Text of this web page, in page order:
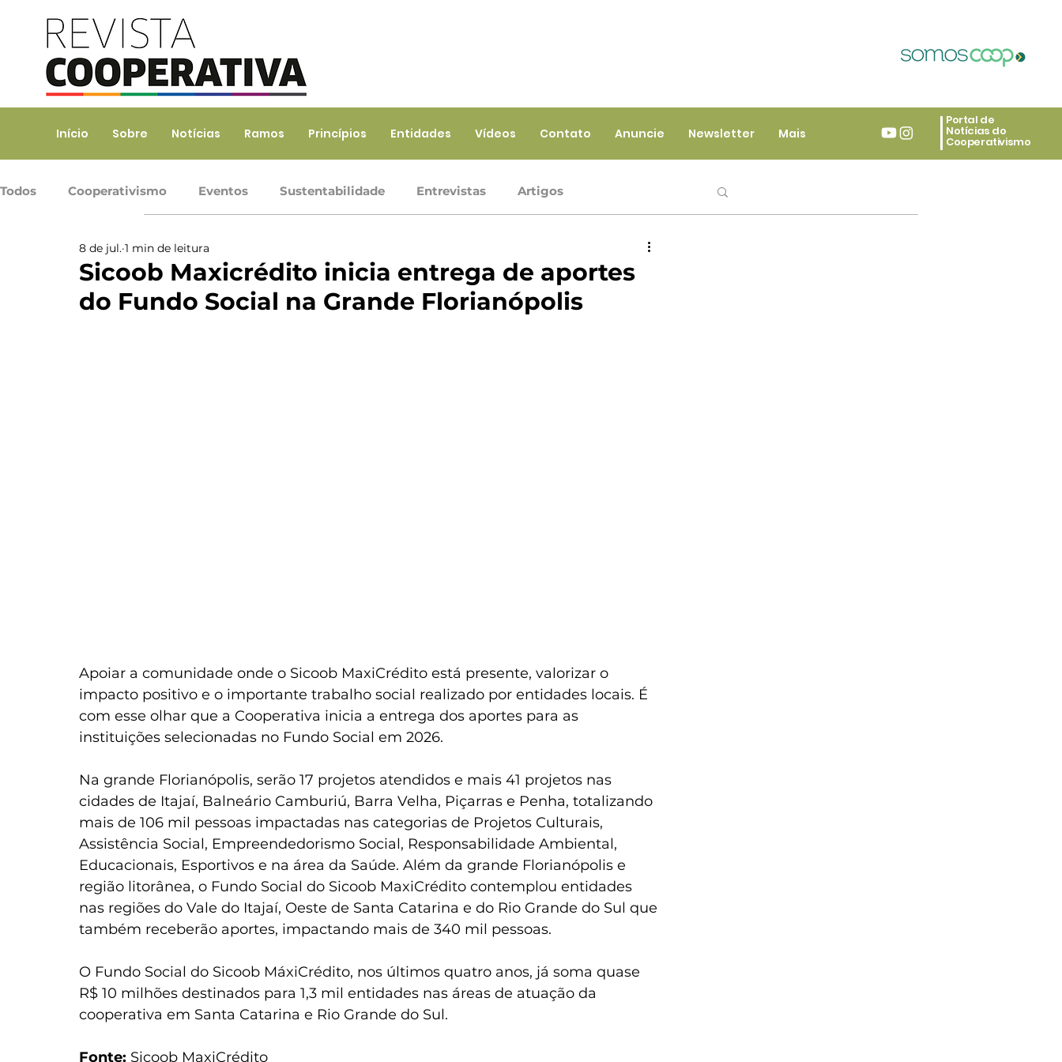
Início Sobre Notícias Ramos Princípios Entidades Vídeos Contato Anuncie Newsletter Mais
Portal de
Notícias do
Cooperativismo
Todos Cooperativismo Eventos Sustentabilidade Entrevistas Artigos
Ramo Agropecuário Ramo Consumo Ramo Saúde
Sicoob Maxicrédito inicia entrega de aportes
do Fundo Social na Grande Florianópolis
8 de jul. 1 min de leitura
Apoiar a comunidade onde o Sicoob MaxiCrédito está presente, valorizar o
impacto positivo e o importante trabalho social realizado por entidades locais. É
com esse olhar que a Cooperativa inicia a entrega dos aportes para as
instituições selecionadas no Fundo Social em 2026.
Na grande Florianópolis, serão 17 projetos atendidos e mais 41 projetos nas
cidades de Itajaí, Balneário Camburiú, Barra Velha, Piçarras e Penha, totalizando
mais de 106 mil pessoas impactadas nas categorias de Projetos Culturais,
Assistência Social, Empreendedorismo Social, Responsabilidade Ambiental,
Educacionais, Esportivos e na área da Saúde. Além da grande Florianópolis e
região litorânea, o Fundo Social do Sicoob MaxiCrédito contemplou entidades
nas regiões do Vale do Itajaí, Oeste de Santa Catarina e do Rio Grande do Sul que
também receberão aportes, impactando mais de 340 mil pessoas.
O Fundo Social do Sicoob MáxiCrédito, nos últimos quatro anos, já soma quase
R$ 10 milhões destinados para 1,3 mil entidades nas áreas de atuação da
cooperativa em Santa Catarina e Rio Grande do Sul.
Fonte: Sicoob MaxiCrédito